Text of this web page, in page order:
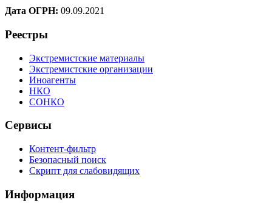
Дата ОГРН: 09.09.2021
Реестры
Экстремистские материалы
Экстремистские организации
Иноагенты
НКО
СОНКО
Сервисы
Контент-фильтр
Безопасный поиск
Скрипт для слабовидящих
Информация